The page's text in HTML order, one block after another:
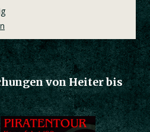
von Heiter bis